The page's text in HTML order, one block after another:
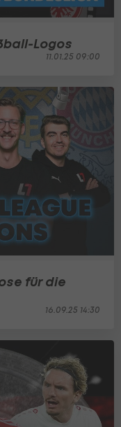
Logos
11.01.25 09:00
für die
16.09.25 14:30